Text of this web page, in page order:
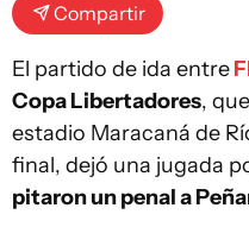
Compartir
El partido de ida entre
Copa Libertadores,
estadio Maracaná de
final, dejó una jugada
pitaron un penal a